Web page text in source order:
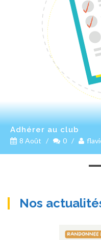
Adhérer au club
8 Août / 0 /
Nos